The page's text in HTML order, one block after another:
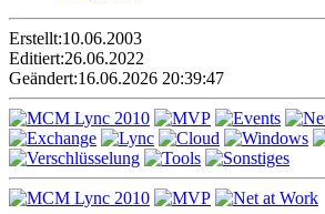
Erstellt:10.06.2003
Editiert:26.06.2022
Geändert:16.06.2026 20:39:47